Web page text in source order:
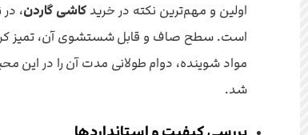
اولین و مهم‌ترین نکته در خریدکاشی گاردن،
است. سطح صاف و قابل شستشوی آن، تمیز
مواد شوینده، دوام طولانی مدت آن را در
شد.